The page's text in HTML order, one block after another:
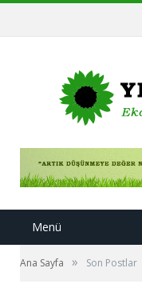
Menü
Ana Sayfa » Son Postlar